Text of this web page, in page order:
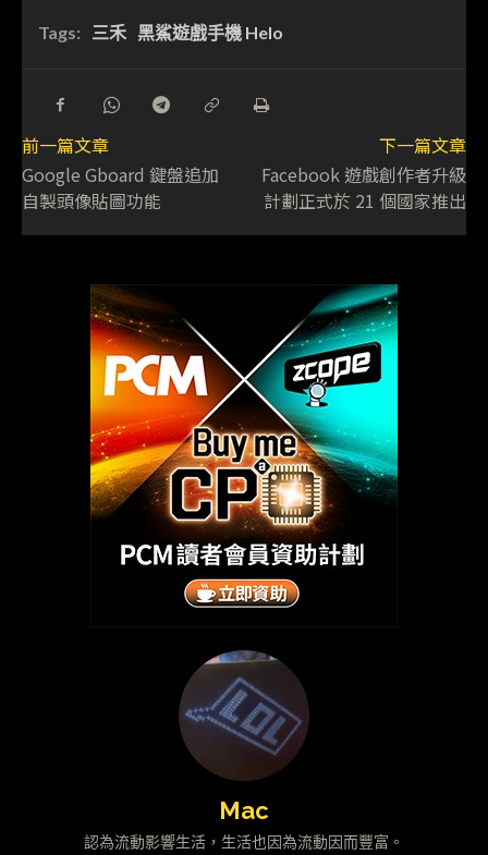
Tags: 三禾 黑鯊遊戲手機 Helo
前一篇文章
Google Gboard 鍵盤追加
自製頭像貼圖功能
下一篇文章
Facebook 遊戲創作者升級
計劃正式於 21 個國家推出
Mac
認為流動影響生活，生活也因為流動因而豐富。